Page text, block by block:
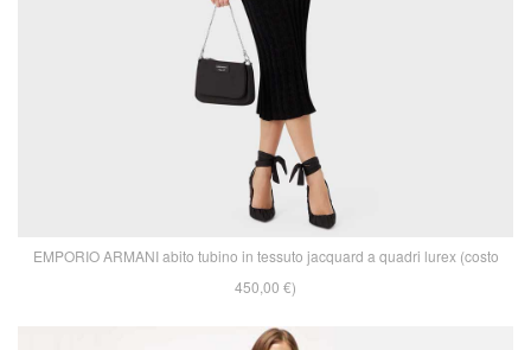
EMPORIO ARMANI abito tubino in tessuto jacquard a quadri lurex (costo
450,00 €)